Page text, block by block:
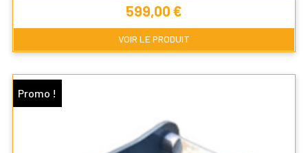
Prix
599,00 €
VOIR LE PRODUIT
Promo !